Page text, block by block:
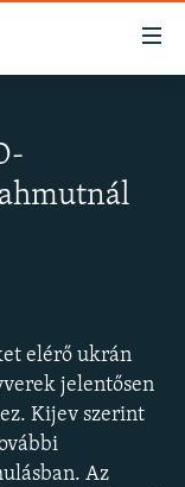
elérő ukrán
jelentősen
Kijev szerint
Az